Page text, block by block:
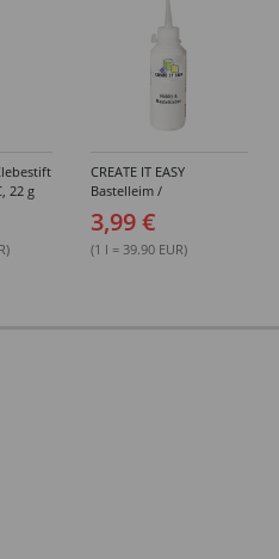
22 g
CREATE IT EASY
Bastelleim /
Buchbinderleim, 100 ml
3,99 €
(1 l = 39.90 EUR)